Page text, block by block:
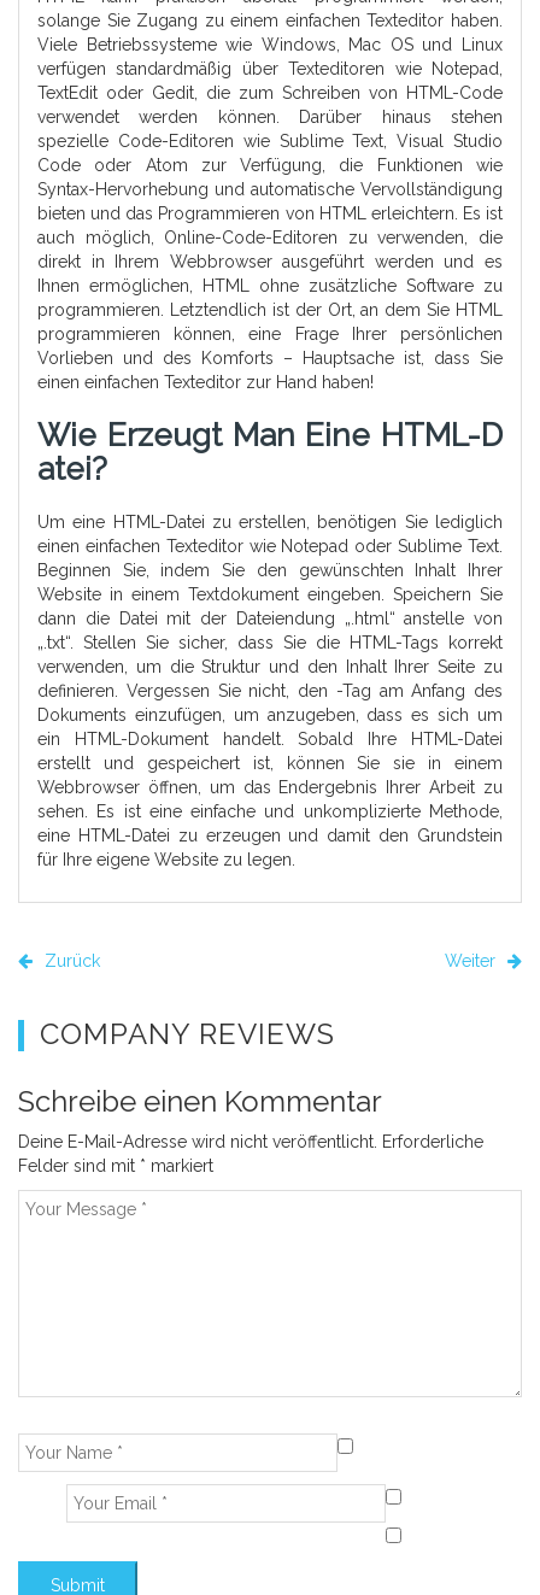
solange Sie Zugang zu einem einfachen Texteditor haben.
Viele Betriebssysteme wie Windows, Mac OS und Linux
verfügen standardmäßig über Texteditoren wie Notepad,
TextEdit oder Gedit, die zum Schreiben von HTML-Code
verwendet werden können. Darüber hinaus stehen
spezielle Code-Editoren wie Sublime Text, Visual Studio
Code oder Atom zur Verfügung, die Funktionen wie
Syntax-Hervorhebung und automatische Vervollständigung
bieten und das Programmieren von HTML erleichtern. Es ist
auch möglich, Online-Code-Editoren zu verwenden, die
direkt in Ihrem Webbrowser ausgeführt werden und es
Ihnen ermöglichen, HTML ohne zusätzliche Software zu
programmieren. Letztendlich ist der Ort, an dem Sie HTML
programmieren können, eine Frage Ihrer persönlichen
Vorlieben und des Komforts – Hauptsache ist, dass Sie
einen einfachen Texteditor zur Hand haben!
Wie Erzeugt Man Eine HTML-D
Atei?
Um eine HTML-Datei zu erstellen, benötigen Sie lediglich
einen einfachen Texteditor wie Notepad oder Sublime Text.
Beginnen Sie, indem Sie den gewünschten Inhalt Ihrer
Website in einem Textdokument eingeben. Speichern Sie
dann die Datei mit der Dateiendung „.html“ anstelle von
„.txt“. Stellen Sie sicher, dass Sie die HTML-Tags korrekt
verwenden, um die Struktur und den Inhalt Ihrer Seite zu
definieren. Vergessen Sie nicht, den -Tag am Anfang des
Dokuments einzufügen, um anzugeben, dass es sich um
ein HTML-Dokument handelt. Sobald Ihre HTML-Datei
erstellt und gespeichert ist, können Sie sie in einem
Webbrowser öffnen, um das Endergebnis Ihrer Arbeit zu
sehen. Es ist eine einfache und unkomplizierte Methode,
eine HTML-Datei zu erzeugen und damit den Grundstein
für Ihre eigene Website zu legen.
Zurück Weiter
COMPANY REVIEWS
Schreibe einen Kommentar
Deine E-Mail-Adresse wird nicht veröffentlicht. Erforderliche
Felder sind mit * markiert